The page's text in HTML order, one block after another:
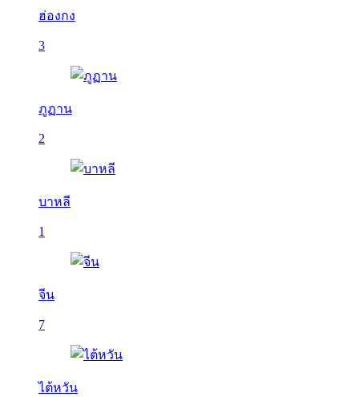
ฮ่องกง
3
ภูฏาน
2
บาหลี
1
จีน
7
ไต้หวัน